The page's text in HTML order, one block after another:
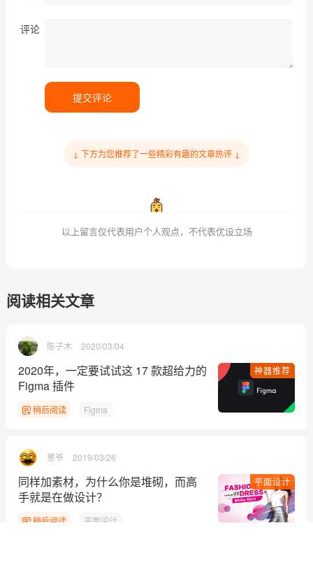
评论
提交评论
↓ 下方为您推荐了一些精彩有趣的文章热评 ↓
以上留言仅代表用户个人观点，不代表优设立场
阅读相关文章
陈子木 2020/03/04
神器推荐
2020年，一定要试试这 17 款超给力的
Figma 插件
稍后阅读 Figma
葱爷 2019/03/26
平面设计
同样加素材，为什么你是堆砌，而高
手就是在做设计？
稍后阅读 平面设计